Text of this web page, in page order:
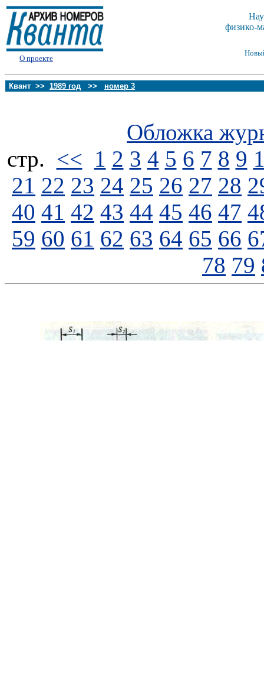
О проекте
физико-
Квант >> 1989 год >> номер 3
Обложка
стp. << 1 2 3 4 5 6 7 8 9
21 22 23 24 25 26 27 28
40 41 42 43 44 45 46 47
59 60 61 62 63 64 65 66
78 79